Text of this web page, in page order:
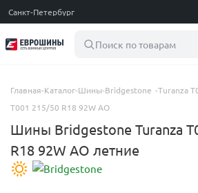
Санкт-Петербург
Поиск по товарам
Главная-Каталог-Шины-Bridgestone -Turanza
T001 215/50 R18 92W AO
Шины Bridgestone Turanza
R18 92W AO летние